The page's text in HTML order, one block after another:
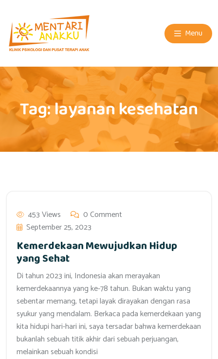
Menu
Tag:layanan kesehatan
453 Views
0 Comment
September 25, 2023
Kemerdekaan Mewujudkan Hidup
yang Sehat
Di tahun 2023 ini, Indonesia akan merayakan
kemerdekaannya yang ke-78 tahun. Bukan waktu yang
sebentar memang, tetapi layak dirayakan dengan rasa
syukur yang mendalam. Berkaca pada kemerdekaan yang
kita hidupi hari-hari ini, saya tersadar bahwa kemerdekaan
bukanlah sebuah titik akhir dari sebuah perjuangan,
melainkan sebuah kondisi